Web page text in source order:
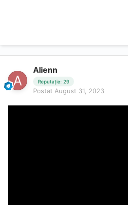
Alienn
Reputație: 29
Postat August 31, 2023